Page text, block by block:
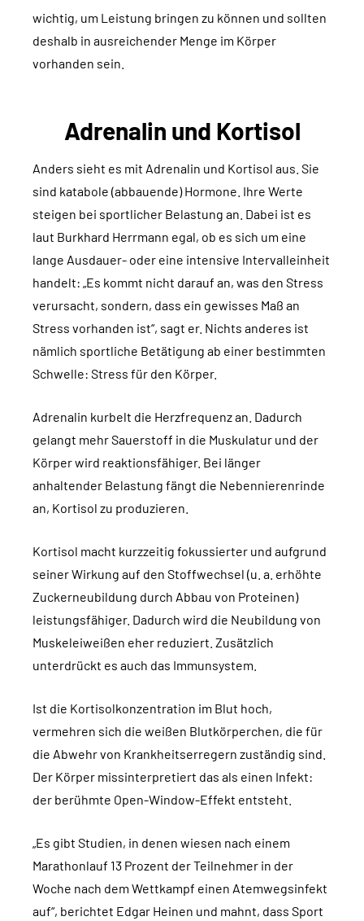
wichtig, um Leistung bringen zu können und sollten
deshalb in ausreichender Menge im Körper
vorhanden sein.
Adrenalin und Kortisol
Anders sieht es mit Adrenalin und Kortisol aus. Sie
sind katabole (abbauende) Hormone. Ihre Werte
steigen bei sportlicher Belastung an. Dabei ist es
laut Burkhard Herrmann egal, ob es sich um eine
lange Ausdauer- oder eine intensive Intervalleinheit
handelt: „Es kommt nicht darauf an, was den Stress
verursacht, sondern, dass ein gewisses Maß an
Stress vorhanden ist“, sagt er. Nichts anderes ist
nämlich sportliche Betätigung ab einer bestimmten
Schwelle: Stress für den Körper.
Adrenalin kurbelt die Herzfrequenz an. Dadurch
gelangt mehr Sauerstoff in die Muskulatur und der
Körper wird reaktionsfähiger. Bei länger
anhaltender Belastung fängt die Nebennierenrinde
an, Kortisol zu produzieren.
Kortisol macht kurzzeitig fokussierter und aufgrund
seiner Wirkung auf den Stoffwechsel (u. a. erhöhte
Zuckerneubildung durch Abbau von Proteinen)
leistungsfähiger. Dadurch wird die Neubildung von
Muskeleiweißen eher reduziert. Zusätzlich
unterdrückt es auch das Immunsystem.
Ist die Kortisolkonzentration im Blut hoch,
vermehren sich die weißen Blutkörperchen, die für
die Abwehr von Krankheitserregern zuständig sind.
Der Körper missinterpretiert das als einen Infekt:
der berühmte Open-Window-Effekt entsteht.
„Es gibt Studien, in denen wiesen nach einem
Marathonlauf 13 Prozent der Teilnehmer in der
Woche nach dem Wettkampf einen Atemwegsinfekt
auf“, berichtet Edgar Heinen und mahnt, dass Sport